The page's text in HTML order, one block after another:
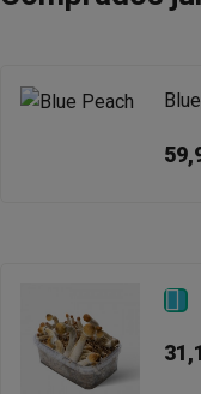
